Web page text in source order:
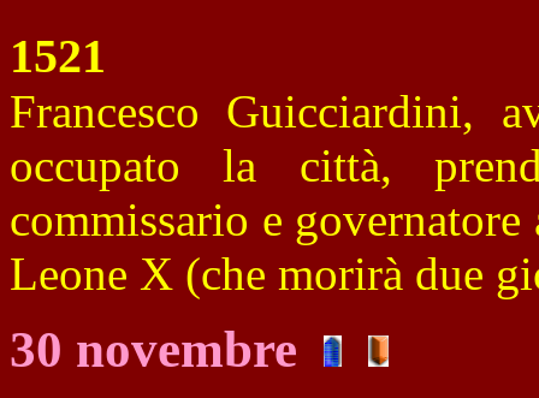
1521
Francesco Guicciardini,
occupato la città,
commissario e
Leone X (che morirà due
30 novembre